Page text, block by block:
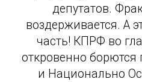
депутатов.
воздерживается. А
часть! КПРФ во
откровенно борются
и Национально